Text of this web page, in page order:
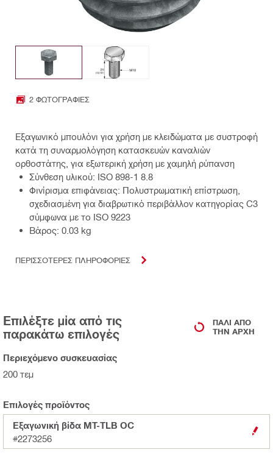
2 ΦΩΤΟΓΡΑΦΊΕΣ
Εξαγωνικό μπουλόνι για χρήση με κλειδώματα με συστροφή
κατά τη συναρμολόγηση κατασκευών καναλιών
ορθοστάτης, για εξωτερική χρήση με χαμηλή ρύπανση
Σύνθεση υλικού: ISO 898-1 8.8
Φινίρισμα επιφάνειας: Πολυστρωματική επίστρωση,
σχεδιασμένη για διαβρωτικό περιβάλλον κατηγορίας C3
σύμφωνα με το ISO 9223
Βάρος: 0.03 kg
ΠΕΡΙΣΣΟΤΕΡΕΣ ΠΛΗΡΟΦΟΡΙΕΣ
Επιλέξτε μία από τις
παρακάτω επιλογές
ΠΆΛΙ ΑΠΌ
ΤΗΝ ΑΡΧΉ
Περιεχόμενο συσκευασίας
200 τεμ
Επιλογές προϊόντος
Εξαγωνική βίδα MT-TLB OC
#2273256